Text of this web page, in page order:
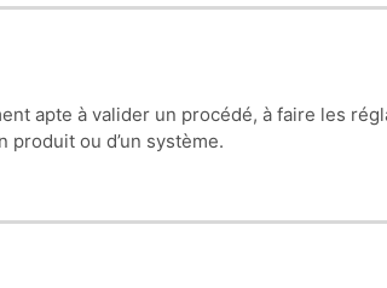
apte à valider un procédé, à faire les
produit ou d’un système.